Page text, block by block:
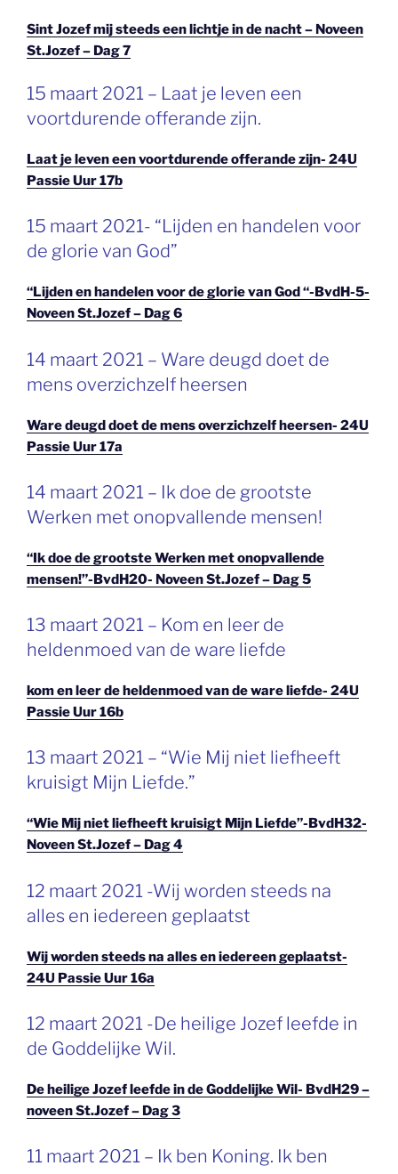
Sint Jozef mij steeds een lichtje in de nacht – Noveen
St.Jozef – Dag 7
15 maart 2021 – Laat je leven een
voortdurende offerande zijn.
Laat je leven een voortdurende offerande zijn- 24U
Passie Uur 17b
GEPLAATST
OP
15 maart 2021- “Lijden en handelen voor
de glorie van God”
“Lijden en handelen voor de glorie van God “-BvdH-5-
Noveen St.Jozef – Dag 6
GEPLAATST
OP
14 maart 2021 – Ware deugd doet de
mens overzichzelf heersen
Ware deugd doet de mens overzichzelf heersen- 24U
Passie Uur 17a
GEPLAATST
OP
14 maart 2021 – Ik doe de grootste
Werken met onopvallende mensen!
“Ik doe de grootste Werken met onopvallende
mensen!”-BvdH20- Noveen St.Jozef – Dag 5
GEPLAATST
OP
13 maart 2021 – Kom en leer de
heldenmoed van de ware liefde
kom en leer de heldenmoed van de ware liefde- 24U
Passie Uur 16b
GEPLAATST
OP
13 maart 2021 – “Wie Mij niet liefheeft
kruisigt Mijn Liefde.”
“Wie Mij niet liefheeft kruisigt Mijn Liefde”-BvdH32-
Noveen St.Jozef – Dag 4
GEPLAATST
OP
12 maart 2021 -Wij worden steeds na
alles en iedereen geplaatst
Wij worden steeds na alles en iedereen geplaatst-
24U Passie Uur 16a
GEPLAATST
OP
12 maart 2021 -De heilige Jozef leefde in
de Goddelijke Wil.
De heilige Jozef leefde in de Goddelijke Wil- BvdH29 –
noveen St.Jozef – Dag 3
GEPLAATST
OP
11 maart 2021 – Ik ben Koning. Ik ben